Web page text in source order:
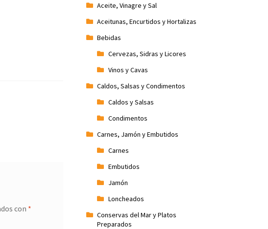
con *
Aceite, Vinagre y Sal
Aceitunas, Encurtidos y Hortalizas
Bebidas
Cervezas, Sidras y Licores
Vinos y Cavas
Caldos, Salsas y Condimentos
Caldos y Salsas
Condimentos
Carnes, Jamón y Embutidos
Carnes
Embutidos
Jamón
Loncheados
Conservas del Mar y Platos
Preparados